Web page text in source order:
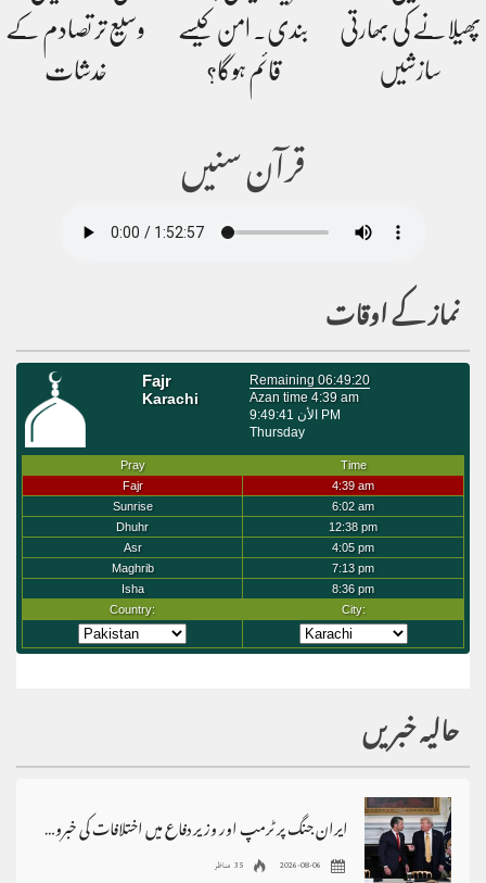
پھیلانے کی بھارتی
سازشیں
بندی۔ امن کیسے
قائم ہوگا؟
وسیع تر تصادم کے
خدشات
قرآن سنیں
نماز کے اوقات
حالیہ خبریں
ایران جنگ پر ٹرمپ اور وزیر دفاع میں اختلافات کی خبروں کی تردید
2026-08-06 35 مناظر